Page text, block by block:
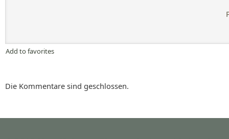
Add to favorites
Die Kommentare sind geschlossen.